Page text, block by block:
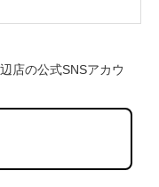
店の公式SNSアカウ